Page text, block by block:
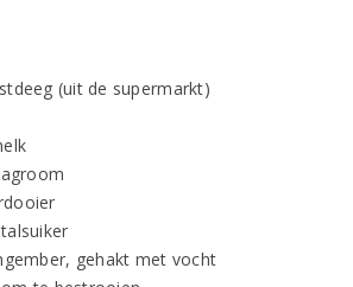
(uit de supermarkt)
gehakt met vocht